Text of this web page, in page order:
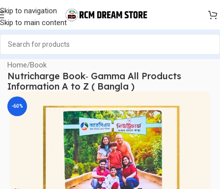
Skip to navigation
Skip to main content
Home/Book
Nutricharge Book‐ Gamma All Products
Information A to Z ( Bangla )
-60%